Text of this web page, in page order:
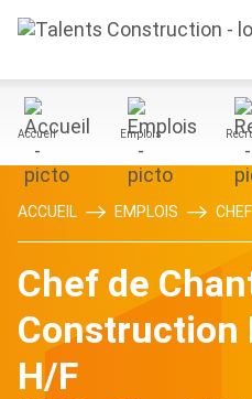
Accueil Emplois
ACCUEIL EMPLOIS
Chef de
Construction
H/F